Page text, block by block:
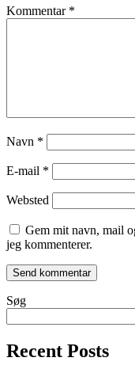
Kommentar *
Navn *
E-mail *
Websted
Gem mit navn, mail
jeg kommenterer.
Søg
Recent Posts